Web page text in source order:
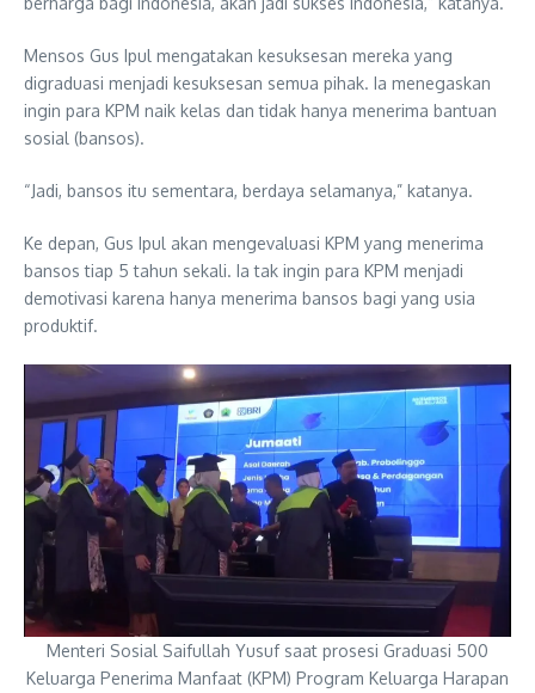
Mensos Gus Ipul mengatakan kesuksesan mereka yang
digraduasi menjadi kesuksesan semua pihak. Ia menegaskan
ingin para KPM naik kelas dan tidak hanya menerima bantuan
sosial (bansos).
“Jadi, bansos itu sementara, berdaya selamanya,” katanya.
Ke depan, Gus Ipul akan mengevaluasi KPM yang menerima
bansos tiap 5 tahun sekali. Ia tak ingin para KPM menjadi
demotivasi karena hanya menerima bansos bagi yang usia
produktif.
Menteri Sosial Saifullah Yusuf saat prosesi Graduasi 500
Keluarga Penerima Manfaat (KPM) Program Keluarga Harapan